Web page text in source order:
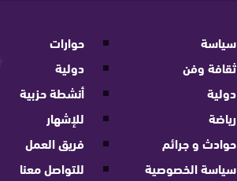
سياسة
ثقافة وفن
دولية
رياضة
حوادث و جرائم
سياسة الخصوصية
حوارات
دولية
أنشطة حزبية
للإشهار
فريق العمل
للتواصل معنا